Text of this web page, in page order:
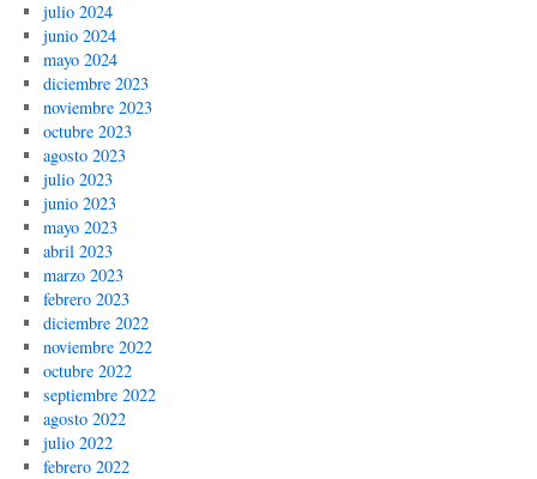
julio 2024
junio 2024
mayo 2024
diciembre 2023
noviembre 2023
octubre 2023
agosto 2023
julio 2023
junio 2023
mayo 2023
abril 2023
marzo 2023
febrero 2023
diciembre 2022
noviembre 2022
octubre 2022
septiembre 2022
agosto 2022
julio 2022
febrero 2022